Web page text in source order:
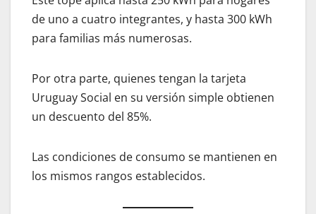
de uno a cuatro integrantes, y hasta 300 kWh
para familias más numerosas.
Por otra parte, quienes tengan la tarjeta
Uruguay Social en su versión simple obtienen
un descuento del 85%.
Las condiciones de consumo se mantienen en
los mismos rangos establecidos.